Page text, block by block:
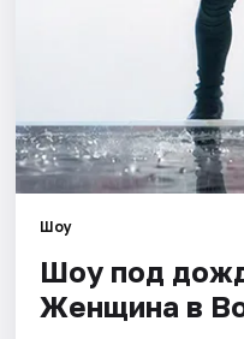
Шоу
Шоу под
Женщина в